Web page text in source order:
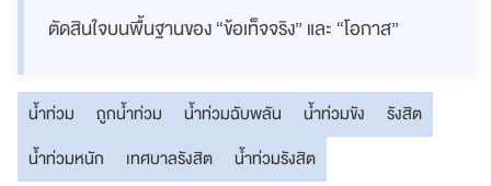
ตัดสินใจบนพื้นฐานของ “ข้อเท็จจริง” และ “โอกาส”
น้ำท่วม ถูกน้ำท่วม น้ำท่วมฉับพลัน น้ำท่วมขัง
รังสิต
น้ำท่วมหนัก
เทศบาลรังสิต น้ำท่วมรังสิต